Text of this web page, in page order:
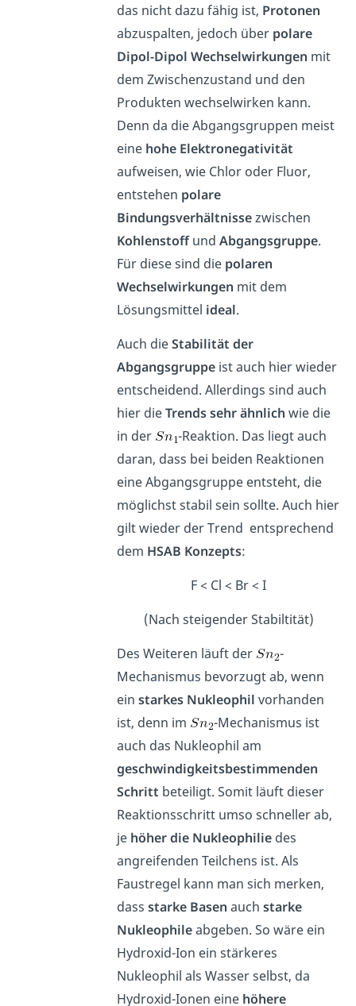
das nicht dazu fähig ist, Protonen
abzuspalten, jedoch über polare
Dipol-Dipol Wechselwirkungen mit
dem Zwischenzustand und den
Produkten wechselwirken kann.
Denn da die Abgangsgruppen meist
eine hohe Elektronegativität
aufweisen, wie Chlor oder Fluor,
entstehen polare
Bindungsverhältnissezwischen
KohlenstoffundAbgangsgruppe.
Für diese sind die polaren
Wechselwirkungen mit dem
Lösungsmittel ideal.
Auch dieStabilität der
Abgangsgruppe ist auch hier wieder
entscheidend. Allerdings sind auch
hier dieTrends sehr ähnlich wie die
in der
-Reaktion. Das liegt auch
daran, dass bei beiden Reaktionen
eine Abgangsgruppe entsteht, die
möglichst stabil sein sollte. Auch hier
gilt wieder der Trend entsprechend
dem HSAB Konzepts:
F < Cl < Br < I
(Nach steigender Stabiltität)
Des Weiteren läuft der
-
Mechanismus bevorzugt ab, wenn
einstarkes Nukleophil vorhanden
ist, denn im
-Mechanismus ist
auch das Nukleophil am
geschwindigkeitsbestimmenden
Schritt beteiligt. Somit läuft dieser
Reaktionsschritt umso schneller ab,
je höher die Nukleophilie des
angreifenden Teilchens ist. Als
Faustregel kann man sich merken,
dassstarke Basen auch starke
Nukleophileabgeben. So wäre ein
Hydroxid-Ion ein stärkeres
Nukleophil als Wasser selbst, da
Hydroxid-Ionen eine höhere